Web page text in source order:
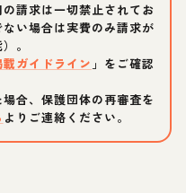
請求は一切禁止されてお
い場合は実費のみ請求が
。
ガイドライン 」をご確認
合、保護団体の再審査を
よりご連絡ください。